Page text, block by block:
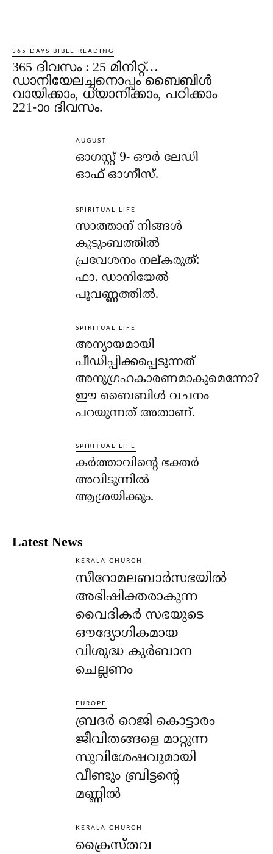
365 DAYS BIBLE READING
365 ദിവസം : 25 മിനിറ്റ്…
ഡാനിയേലച്ചനൊപ്പം ബൈബിൾ
വായിക്കാം, ധ്യാനിക്കാം, പഠിക്കാം
221-ാo ദിവസം.
AUGUST
ഓഗസ്റ്റ് 9- ഔര്‍ ലേഡി
ഓഫ് ഓഗ്നീസ്.
SPIRITUAL LIFE
സാത്താന് നിങ്ങള്‍
കുടുംബത്തില്‍
പ്രവേശനം നല്കരുത്:
ഫാ. ഡാനിയേല്‍
പൂവണ്ണത്തില്‍.
SPIRITUAL LIFE
അന്യായമായി
പീഡിപ്പിക്കപ്പെടുന്നത്
അനുഗ്രഹകാരണമാകുമെന്നോ?
ഈ ബൈബിള്‍ വചനം
പറയുന്നത് അതാണ്.
SPIRITUAL LIFE
കര്‍ത്താവിന്റെ ഭക്തര്‍
അവിടുന്നില്‍
ആശ്രയിക്കും.
Latest News
KERALA CHURCH
സീറോമലബാർസഭയിൽ
അഭിഷിക്തരാകുന്ന
വൈദികർ സഭയുടെ
ഔദ്യോഗികമായ
വിശുദ്ധ കുർബാന
ചെല്ലണം
EUROPE
ബ്രദർ റെജി കൊട്ടാരം
ജീവിതങ്ങളെ മാറ്റുന്ന
സുവിശേഷവുമായി
വീണ്ടും ബ്രിട്ടന്റെ
മണ്ണിൽ
KERALA CHURCH
ക്രൈസ്തവ